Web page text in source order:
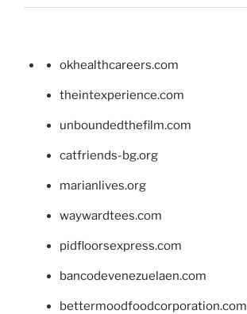
okhealthcareers.com
theintexperience.com
unboundedthefilm.com
catfriends-bg.org
marianlives.org
waywardtees.com
pidfloorsexpress.com
bancodevenezuelaen.com
bettermoodfoodcorporation.com